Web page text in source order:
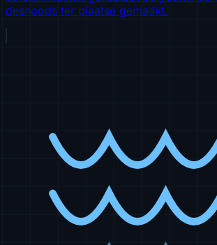
desnoods ter plaatse gemaakt.